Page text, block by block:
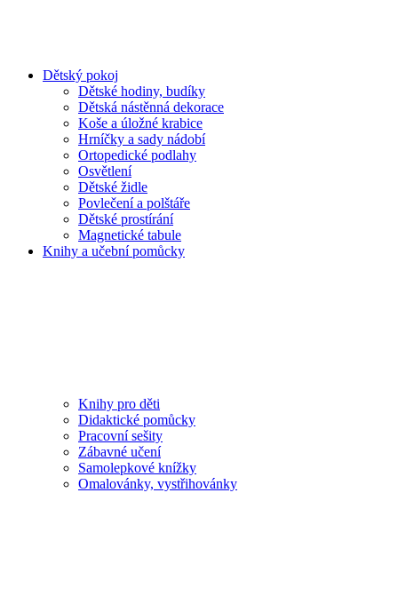
Dětský pokoj
Dětské hodiny, budíky
Dětská nástěnná dekorace
Koše a úložné krabice
Hrníčky a sady nádobí
Ortopedické podlahy
Osvětlení
Dětské židle
Povlečení a polštáře
Dětské prostírání
Magnetické tabule
Knihy a učební pomůcky
Knihy pro děti
Didaktické pomůcky
Pracovní sešity
Zábavné učení
Samolepkové knížky
Omalovánky, vystřihovánky